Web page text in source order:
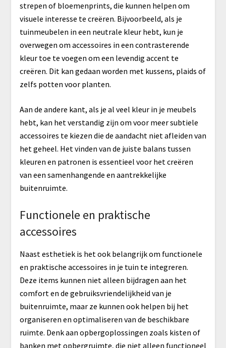
strepen of bloemenprints, die kunnen helpen om
visuele interesse te creëren. Bijvoorbeeld, als je
tuinmeubelen in een neutrale kleur hebt, kun je
overwegen om accessoires in een contrasterende
kleur toe te voegen om een levendig accent te
creëren. Dit kan gedaan worden met kussens, plaids of
zelfs potten voor planten.
Aan de andere kant, als je al veel kleur in je meubels
hebt, kan het verstandig zijn om voor meer subtiele
accessoires te kiezen die de aandacht niet afleiden van
het geheel. Het vinden van de juiste balans tussen
kleuren en patronen is essentieel voor het creëren
van een samenhangende en aantrekkelijke
buitenruimte.
Functionele en praktische
accessoires
Naast esthetiek is het ook belangrijk om functionele
en praktische accessoires in je tuin te integreren.
Deze items kunnen niet alleen bijdragen aan het
comfort en de gebruiksvriendelijkheid van je
buitenruimte, maar ze kunnen ook helpen bij het
organiseren en optimaliseren van de beschikbare
ruimte. Denk aan opbergoplossingen zoals kisten of
banken met opbergruimte, die niet alleen functioneel